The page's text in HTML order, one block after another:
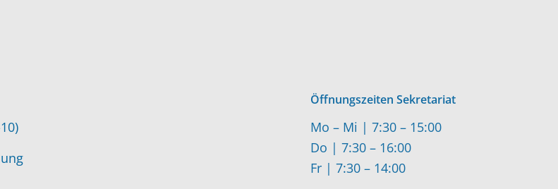
Öffnungszeiten Sekretariat
Mo – Mi | 7:30 – 15:00
Do | 7:30 – 16:00
Fr | 7:30 – 14:00